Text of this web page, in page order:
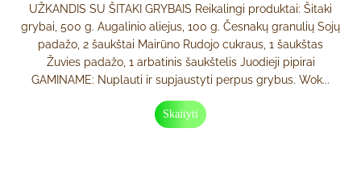
UŽKANDIS SU ŠITAKI GRYBAIS Reikalingi produktai: Šitaki
grybai, 500 g. Augalinio aliejus, 100 g. Česnakų granulių Sojų
padažo, 2 šaukštai Mairūno Rudojo cukraus, 1 šaukštas
Žuvies padažo, 1 arbatinis šaukštelis Juodieji pipirai
GAMINAME: Nuplauti ir supjaustyti perpus grybus. Wok...
Skaityti